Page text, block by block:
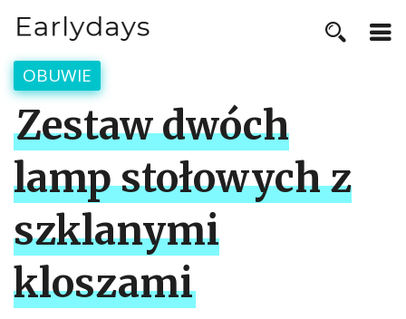
OBUWIE
Zestaw dwóch
lamp stołowych z
szklanymi
kloszami